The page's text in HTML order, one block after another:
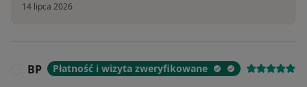
14 lipca 2026
BP Płatność i wizyta zweryfikowane